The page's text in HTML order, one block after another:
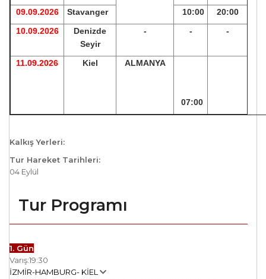
09.09.2026
Stavanger 10:00
20:00
10.09.2026
Denizde
Seyir
- - -
11.09.2026 Kiel ALMANYA
07:00
Kalkış Yerleri:
Tur Hareket Tarihleri:
04 Eylül
Tur Programı
1. Gün
Varış:19:30
İZMİR-HAMBURG- KİEL